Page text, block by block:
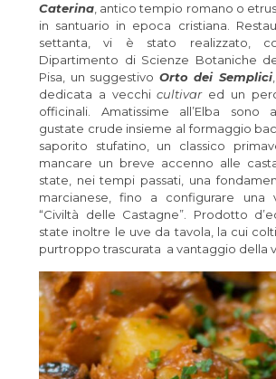
Caterina , antico tempio romano o
in santuario in epoca cristiana.
settanta, vi è stato realizzato,
Dipartimento di Scienze Botaniche
Pisa, un suggestivo Orto dei Semplici
dedicata a vecchicultivar ed un
officinali. Amatissime all’Elba sono
gustate crude insieme al formaggio
saporito stufatino, un classico
mancare un breve accenno alle
state, nei tempi passati, una
marcianese, fino a configurare una
“Civiltà delle Castagne”. Prodotto
state inoltre le uve da tavola, la cui
purtroppo trascurata a vantaggio della